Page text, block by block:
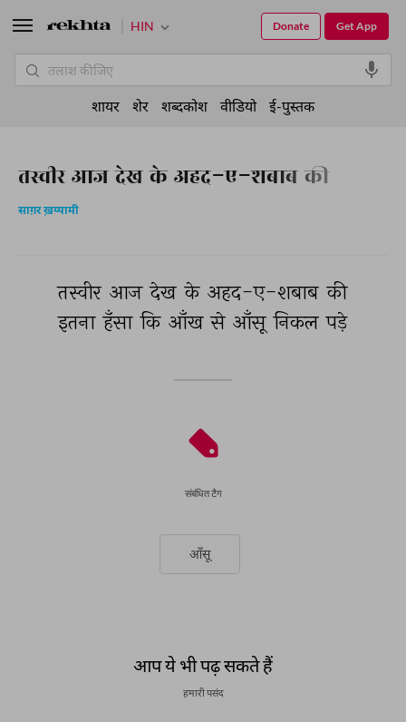
तस्वीर आज देख के अहद-ए-शबाब की
साग़र ख़य्यामी
तस्वीर आज देख के अहद-ए-शबाब की
इतना हँसा कि आँख से आँसू निकल पड़े
संबंधित टैग
आँसू
आप ये भी पढ़ सकते हैं
हमारी पसंद
HIN Get App
Donate
शायर शेर शब्दकोश वीडियो ई-पुस्तक